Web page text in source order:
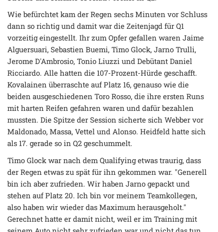
Wie befürchtet kam der Regen sechs Minuten vor Schluss
dann so richtig und damit war die Zeitenjagd für Q1
vorzeitig eingestellt. Ihr zum Opfer gefallen waren Jaime
Alguersuari, Sebastien Buemi, Timo Glock, Jarno Trulli,
Jerome D'Ambrosio, Tonio Liuzzi und Debütant Daniel
Ricciardo. Alle hatten die 107-Prozent-Hürde geschafft.
Kovalainen überraschte auf Platz 16, genauso wie die
beiden ausgeschiedenen Toro Rosso, die ihre ersten Runs
mit harten Reifen gefahren waren und dafür bezahlen
mussten. Die Spitze der Session sicherte sich Webber vor
Maldonado, Massa, Vettel und Alonso. Heidfeld hatte sich
als 17. gerade so in Q2 geschummelt.
Timo Glock war nach dem Qualifying etwas traurig, dass
der Regen etwas zu spät für ihn gekommen war. "Generell
bin ich aber zufrieden. Wir haben Jarno gepackt und
stehen auf Platz 20. Ich bin vor meinem Teamkollegen,
also haben wir wieder das Maximum herausgeholt."
Gerechnet hatte er damit nicht, weil er im Training mit